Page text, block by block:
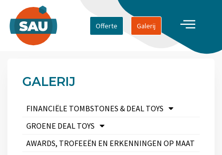
Offerte Galerij
GALERIJ
FINANCIËLE TOMBSTONES & DEAL TOYS
GROENE DEAL TOYS
AWARDS, TROFEEËN EN ERKENNINGEN OP MAAT